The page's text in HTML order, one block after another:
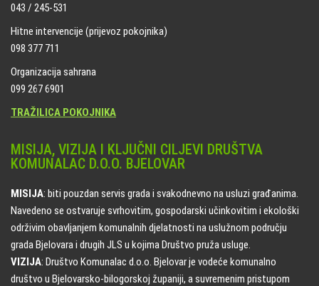
043 / 245-531
Hitne intervencije (prijevoz pokojnika)
098 377 711
Organizacija sahrana
099 267 6901
TRAŽILICA POKOJNIKA
MISIJA, VIZIJA I KLJUČNI CILJEVI DRUŠTVA
KOMUNALAC D.O.O. BJELOVAR
MISIJA: biti pouzdan servis grada i svakodnevno na usluzi građanima.
Navedeno se ostvaruje svrhovitim, gospodarski učinkovitim i ekološki
održivim obavljanjem komunalnih djelatnosti na uslužnom području
grada Bjelovara i drugih JLS u kojima Društvo pruža usluge.
VIZIJA: Društvo Komunalac d.o.o. Bjelovar je vodeće komunalno
društvo u Bjelovarsko-bilogorskoj županiji, a suvremenim pristupom